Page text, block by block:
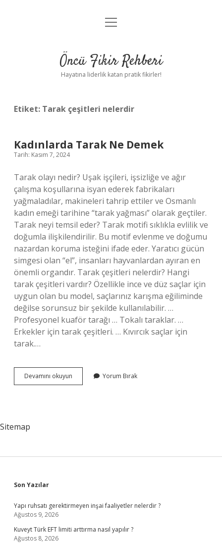
Anasayfa
Yasal Uyarı
menüyü
Öncü Fikir Rehberi
Hayatına liderlik katan pratik fikirler!
Etiket: Tarak çeşitleri nelerdir
Kadınlarda Tarak Ne Demek
Tarih: Kasım 7, 2024
Tarak olayı nedir? Uşak işçileri, işsizliğe ve ağır
çalışma koşullarına isyan ederek fabrikaları
yağmaladılar, makineleri tahrip ettiler ve Osmanlı
kadın emeği tarihine “tarak yağması” olarak geçtiler.
Tarak neyi temsil eder? Tarak motifi sıklıkla evlilik ve
doğumla ilişkilendirilir. Bu motif evlenme ve doğumu
nazardan koruma isteğini ifade eder. Yaratıcı gücün
simgesi olan “el”, insanları hayvanlardan ayıran en
önemli organdır. Tarak çeşitleri nelerdir? Hangi
tarak çeşitleri vardır? Özellikle ince ve düz saçlar için
uygun olan bu model, saçlarınız karışma eğiliminde
değilse sorunsuz bir şekilde kullanılabilir. …
Profesyonel kuaför tarağı … Tokalı taraklar. …
Erkekler için tarak çeşitleri. … Kıvırcık saçlar için
tarak.…
Devamını okuyun Kadınlarda
Tarak
Yorum Bırak
Sitemap
Sidebar
Son Yazılar
Yapı ruhsatı gerektirmeyen inşai faaliyetler nelerdir ?
Ağustos 9, 2026
Kuveyt Türk EFT limiti arttırma nasıl yapılır ?
Ağustos 8, 2026